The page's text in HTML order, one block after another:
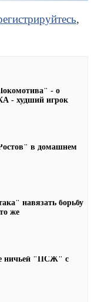
,
- о
- худший игрок
в домашнем
навязать борьбу
же
ничьей "ПСЖ" с